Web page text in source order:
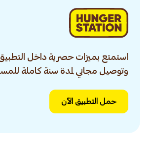
استمتع بميزات حصرية داخل
وتوصيل مجاني لمدة سنة كاملة
حمل التطبيق الآن